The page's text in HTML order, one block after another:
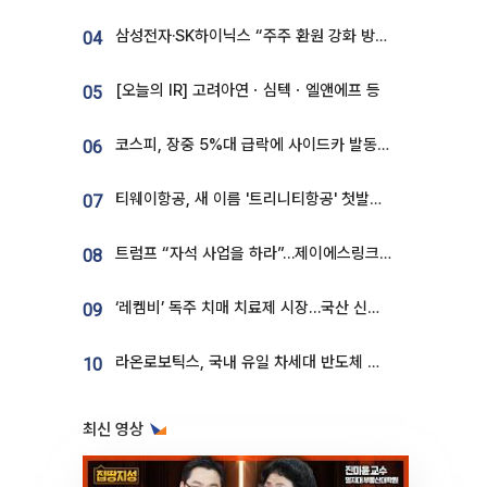
04 삼성전자·SK하이닉스 “주주 환원 강화 방안 마련”
05 [오늘의 IR] 고려아연ㆍ심텍ㆍ엘앤에프 등
06 코스피, 장중 5%대 급락에 사이드카 발동…삼성·SK 동반 폭락
07 티웨이항공, 새 이름 '트리니티항공' 첫발…SSC 전략 본격화
08 트럼프 “자석 사업을 하라”…제이에스링크, 비중국 영구자석 공급망 구축 속도
09 ‘레켐비’ 독주 치매 치료제 시장…국산 신약 등장하나
10 라온로보틱스, 국내 유일 차세대 반도체 공정 로봇 개발 ‘고객사 테스트 진행’
최신 영상